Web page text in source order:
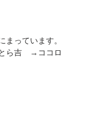
まっています。
ら吉　→ココロ